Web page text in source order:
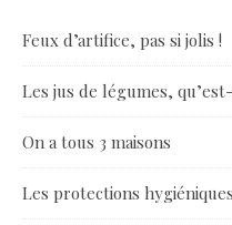
Feux d’artifice, pas si jolis !
Les jus de légumes,
On a tous 3 maisons
Les protections